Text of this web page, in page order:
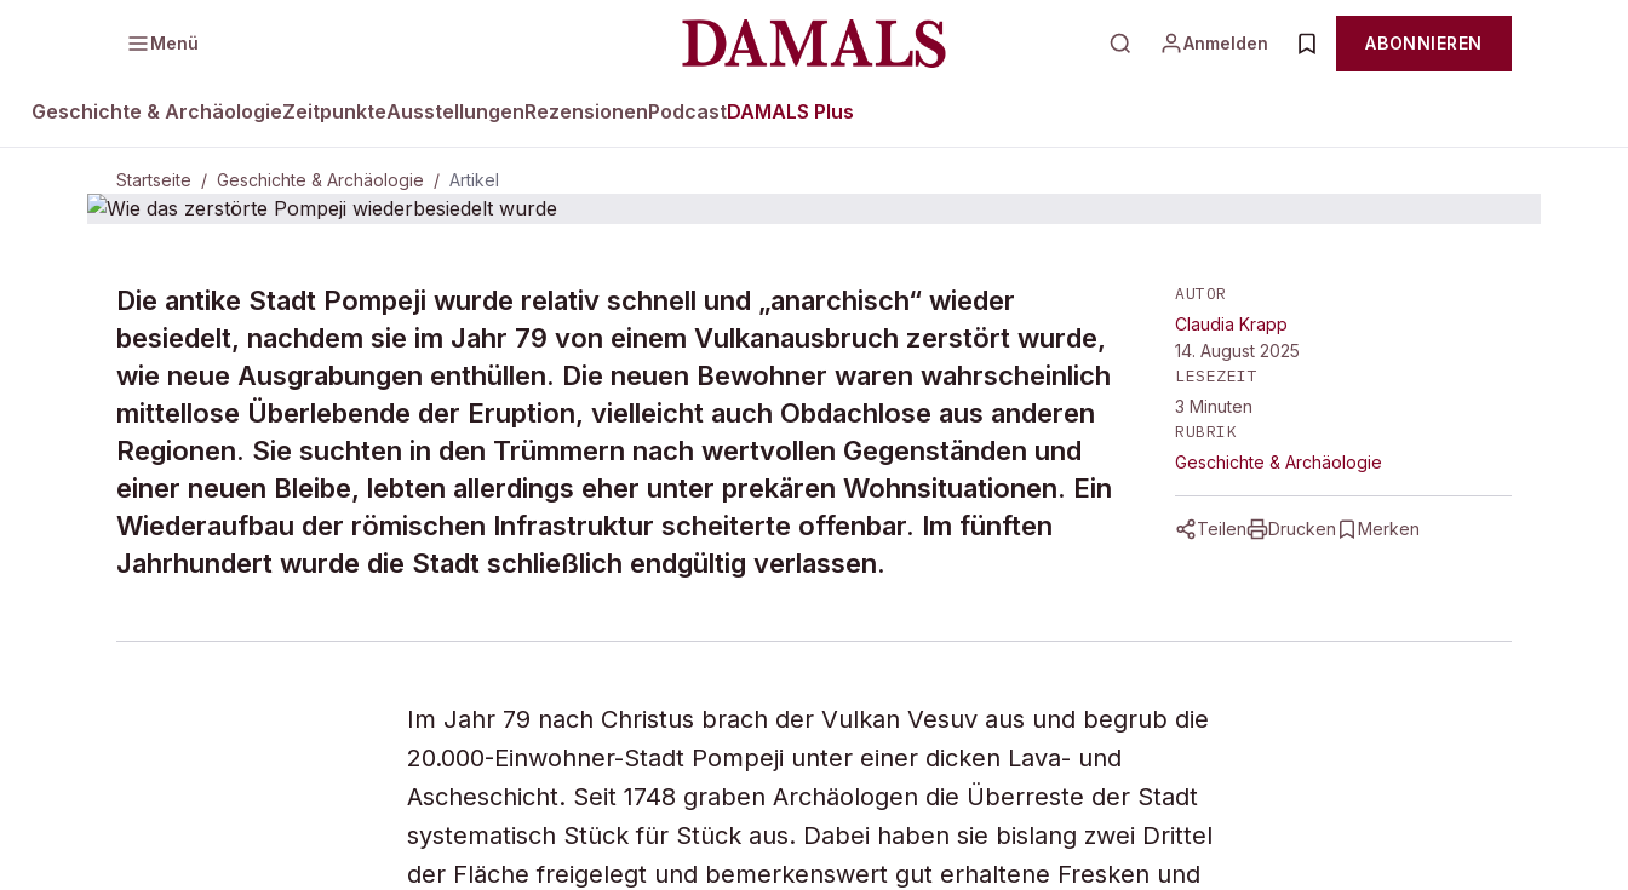
Menü Anmelden ABONNIEREN
Geschichte & ArchäologieZeitpunkteAusstellungenRezensionenPodcastDAMALS Plus
Startseite / Geschichte & Archäologie / Artikel
GESCHICHTE & ARCHÄOLOGIE
Wie das zerstörte Pompeji
wiederbesiedelt wurde
Die antike Stadt Pompeji wurde relativ schnell und „anarchisch“ wieder
besiedelt, nachdem sie im Jahr 79 von einem Vulkanausbruch zerstört wurde,
wie neue Ausgrabungen enthüllen. Die neuen Bewohner waren wahrscheinlich
mittellose Überlebende der Eruption, vielleicht auch Obdachlose aus anderen
Regionen. Sie suchten in den Trümmern nach wertvollen Gegenständen und
einer neuen Bleibe, lebten allerdings eher unter prekären Wohnsituationen. Ein
Wiederaufbau der römischen Infrastruktur scheiterte offenbar. Im fünften
Jahrhundert wurde die Stadt schließlich endgültig verlassen.
AUTOR
Claudia Krapp
14. August 2025
LESEZEIT
3 Minuten
RUBRIK
Geschichte & Archäologie
Teilen Drucken Merken
Im Jahr 79 nach Christus brach der Vulkan Vesuv aus und begrub die
20.000-Einwohner-Stadt Pompeji unter einer dicken Lava- und
Ascheschicht. Seit 1748 graben Archäologen die Überreste der Stadt
systematisch Stück für Stück aus. Dabei haben sie bislang zwei Drittel
der Fläche freigelegt und bemerkenswert gut erhaltene Fresken und